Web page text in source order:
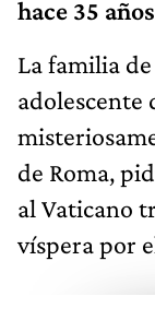
hace 35
La familia de
adolescente
de Roma,
al Vaticano
víspera por